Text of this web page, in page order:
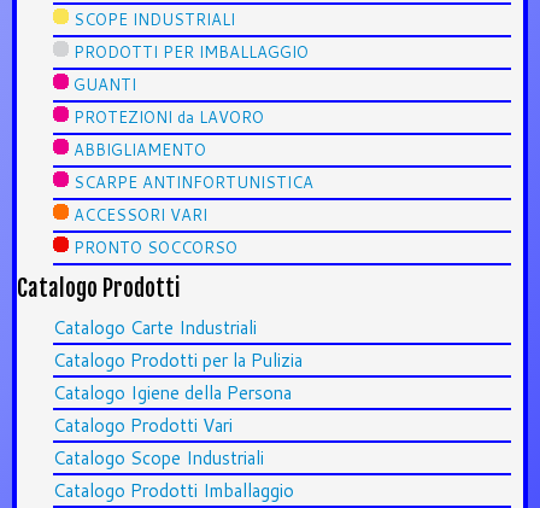
SCOPE INDUSTRIALI
PRODOTTI PER IMBALLAGGIO
GUANTI
PROTEZIONI da LAVORO
ABBIGLIAMENTO
SCARPE ANTINFORTUNISTICA
ACCESSORI VARI
PRONTO SOCCORSO
Catalogo Prodotti
Catalogo Carte Industriali
Catalogo Prodotti per la Pulizia
Catalogo Igiene della Persona
Catalogo Prodotti Vari
Catalogo Scope Industriali
Catalogo Prodotti Imballaggio